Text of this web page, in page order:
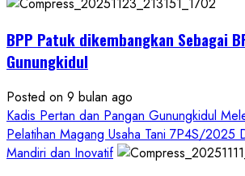
BPP Patuk dikembangkan Sebagai
Gunungkidul
Posted on 9 bulan ago
Kadis Pertan dan Pangan Gunungkidul
Pelatihan Magang Usaha Tani 7P4S/2025
Mandiri dan Inovatif